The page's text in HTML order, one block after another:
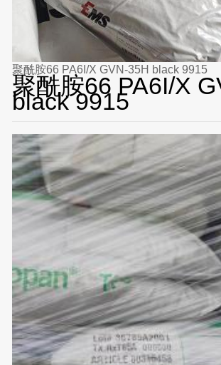
聚酰胺66 PA6I/X GVN-35H black 9915
聚酰胺66 PA6I/X
black 9915